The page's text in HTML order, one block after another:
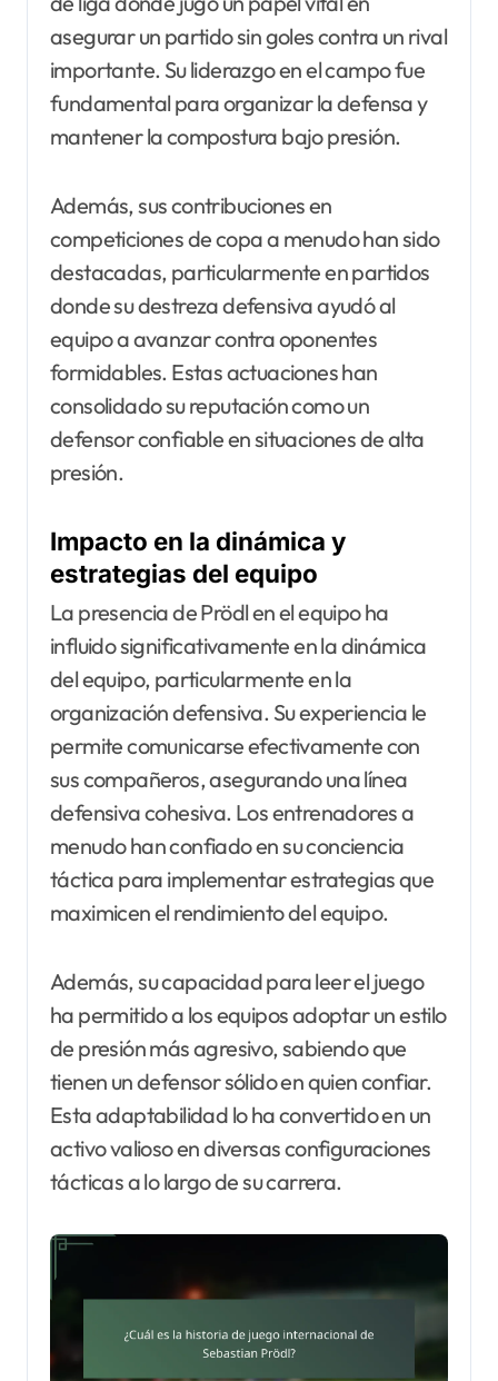
asegurar un partido sin goles contra un rival
importante. Su liderazgo en el campo fue
fundamental para organizar la defensa y
mantener la compostura bajo presión.
Además, sus contribuciones en
competiciones de copa a menudo han sido
destacadas, particularmente en partidos
donde su destreza defensiva ayudó al
equipo a avanzar contra oponentes
formidables. Estas actuaciones han
consolidado su reputación como un
defensor confiable en situaciones de alta
presión.
Impacto en la dinámica y
estrategias del equipo
La presencia de Prödl en el equipo ha
influido significativamente en la dinámica
del equipo, particularmente en la
organización defensiva. Su experiencia le
permite comunicarse efectivamente con
sus compañeros, asegurando una línea
defensiva cohesiva. Los entrenadores a
menudo han confiado en su conciencia
táctica para implementar estrategias que
maximicen el rendimiento del equipo.
Además, su capacidad para leer el juego
ha permitido a los equipos adoptar un estilo
de presión más agresivo, sabiendo que
tienen un defensor sólido en quien confiar.
Esta adaptabilidad lo ha convertido en un
activo valioso en diversas configuraciones
tácticas a lo largo de su carrera.